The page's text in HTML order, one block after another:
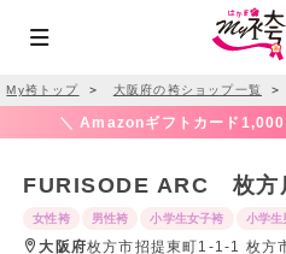
My袴トップ ＞ 大阪府の袴ショップ一覧 ＞
＼ Amazonギフトカード
FURISODE ARC 枚方
女性袴 男性袴 小学生女子袴 小学生
大阪府枚方市招提東町1-1-1 枚